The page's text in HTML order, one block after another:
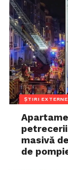
ȘTIRI EXTERNE
masivă
de